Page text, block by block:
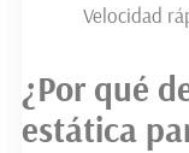
Velocidad
¿Por qué
estática